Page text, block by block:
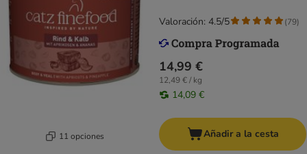
11 opciones
14,99 €
12,49 € / kg
14,09 €
Valoración: 4.5/5 (79)
Añadir a la cesta